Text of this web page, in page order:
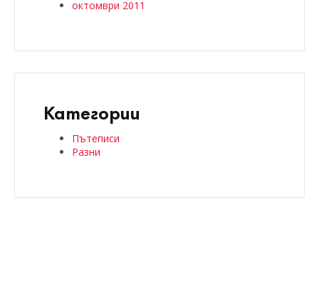
октомври 2011
Категории
Пътеписи
Разни